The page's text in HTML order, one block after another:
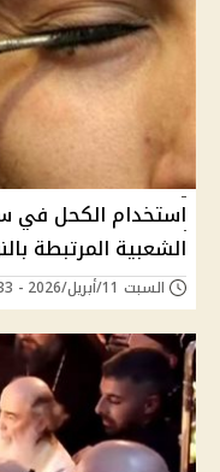
الشعبية المرتبطة
السبت 11/أبريل/2026 - 02:33 م